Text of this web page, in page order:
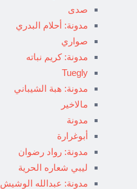
صدى
مدونة: أحلام البدري
صواري
مدونة: كريم نباته
Tuegly
مدونة: هبة الشيباني
مالاخير
مدونة
أبوغرارة
مدونة: رواد رضوان
ليبي شعاره الحرية
مدونة: عبدالله الوشيش